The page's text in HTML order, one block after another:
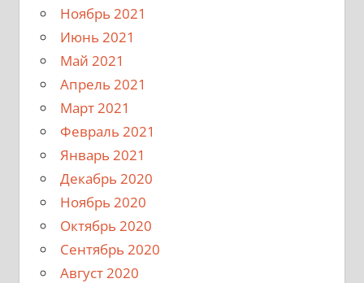
Ноябрь 2021
Июнь 2021
Май 2021
Апрель 2021
Март 2021
Февраль 2021
Январь 2021
Декабрь 2020
Ноябрь 2020
Октябрь 2020
Сентябрь 2020
Август 2020